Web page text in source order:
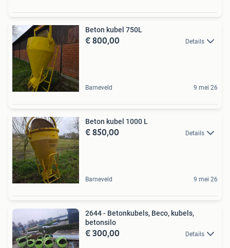
Beton kubel 750L
€ 800,00 Details
Barneveld 9 mei 26
Beton kubel 1000 L
€ 850,00 Details
Barneveld 9 mei 26
2644 - Betonkubels, Beco, kubels,
betonsilo
€ 300,00 Details